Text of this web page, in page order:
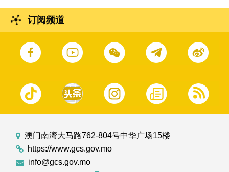
订阅频道
澳门南湾大马路762-804号中华广场15楼
https://www.gcs.gov.mo
info@gcs.gov.mo